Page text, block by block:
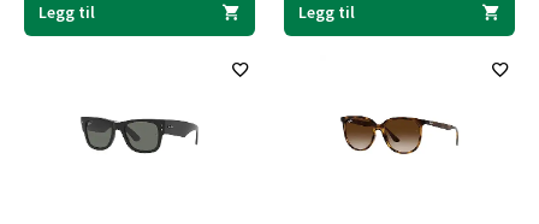
Legg til Legg til